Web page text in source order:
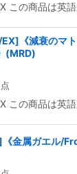
この商品は英語
《減衰のマ
(MRD)
この商品は英語
金属ガエル/